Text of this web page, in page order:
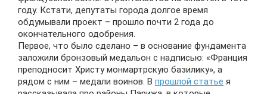
году. Кстати, депутаты города долгое время
обдумывали проект – прошло почти 2 года до
окончательного одобрения.
Первое, что было сделано – в основание фундамента
заложили бронзовый медальон с надписью: «Франция
преподносит Христу монмартрскую базилику», а
рядом с ним – медали воинов. В прошлой статье я